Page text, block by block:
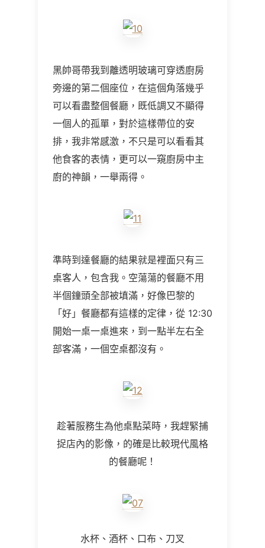
黑帥哥帶我到離透明玻璃可穿透廚房
旁邊的第二個座位，在這個角落幾乎
可以看盡整個餐廳，既低調又不顯得
一個人的孤單，對於這樣帶位的安
排，我非常感激，不只是可以看看其
他食客的表情，更可以一窺廚房中主
廚的神韻，一舉兩得。
準時到達餐廳的結果就是裡面只有三
桌客人，包含我。空蕩蕩的餐廳不用
半個鐘頭全部被填滿，好像巴黎的
「好」餐廳都有這樣的定律，從 12:30
開始一桌一桌進來，到一點半左右全
部客滿，一個空桌都沒有。
趁著服務生為他桌點菜時，我趕緊捕
捉店內的影像，的確是比較現代風格
的餐廳呢！
水杯、酒杯、口布、刀叉